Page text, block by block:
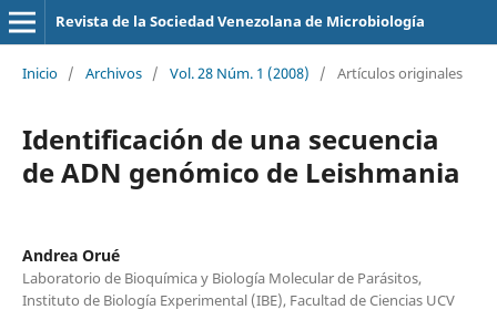
Revista de la Sociedad Venezolana de Microbiología
Inicio / Archivos / Vol. 28 Núm. 1 (2008) / Artículos originales
Identificación de una secuencia
de ADN genómico de Leishmania
Andrea Orué
Laboratorio de Bioquímica y Biología Molecular de Parásitos,
Instituto de Biología Experimental (IBE), Facultad de Ciencias UCV